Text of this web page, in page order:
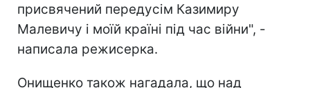
присвячений передусім Казимиру
Малевичу і моїй країні під час війни", -
написала режисерка.
Онищенко також нагадала, що над